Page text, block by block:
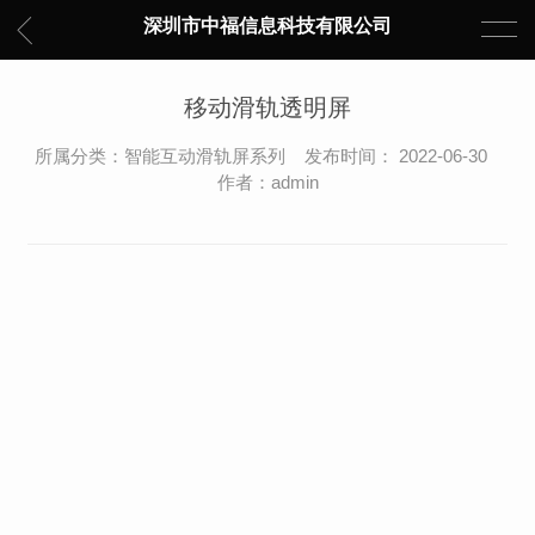
深圳市中福信息科技有限公司
移动滑轨透明屏
所属分类：智能互动滑轨屏系列 发布时间： 2022-06-30
作者：admin